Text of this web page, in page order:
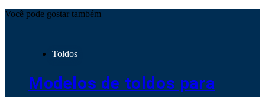
Você pode gostar também
Toldos
Modelos de toldos para